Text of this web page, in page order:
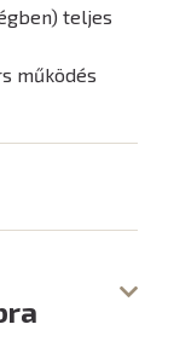
teljes
működés